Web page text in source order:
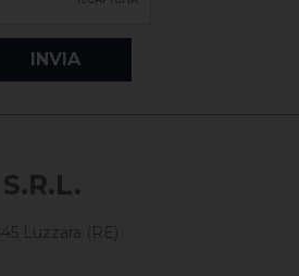
Luzzara (RE)